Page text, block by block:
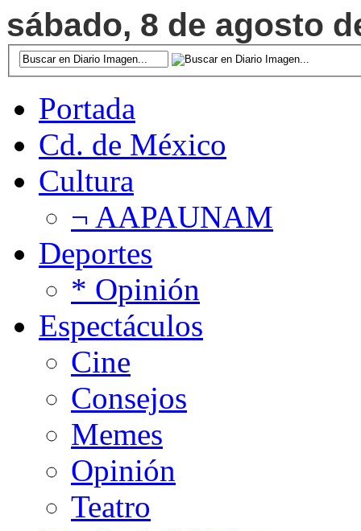
sábado, 8 de agosto
Portada
Cd. de México
Cultura
¬ AAPAUNAM
Deportes
* Opinión
Espectáculos
Cine
Consejos
Memes
Opinión
Teatro